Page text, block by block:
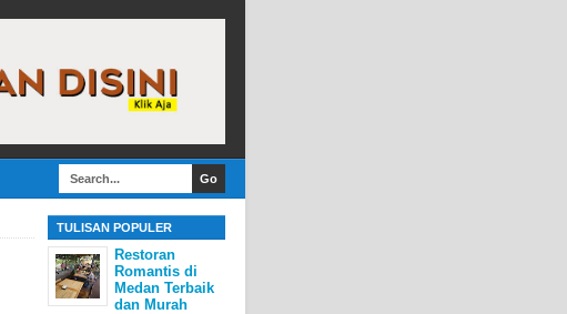
TULISAN POPULER
Restoran
Romantis di
Medan Terbaik
dan Murah